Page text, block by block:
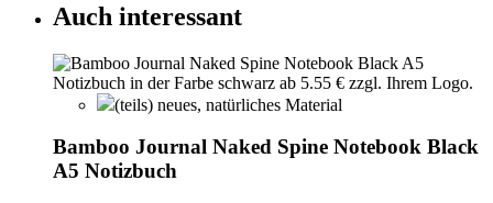
Auch interessant
(teils) neues, natürliches Material
Bamboo Journal Naked Spine Notebook Black
A5 Notizbuch